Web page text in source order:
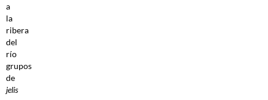
a
la
ribera
del
río
grupos
de
jelis